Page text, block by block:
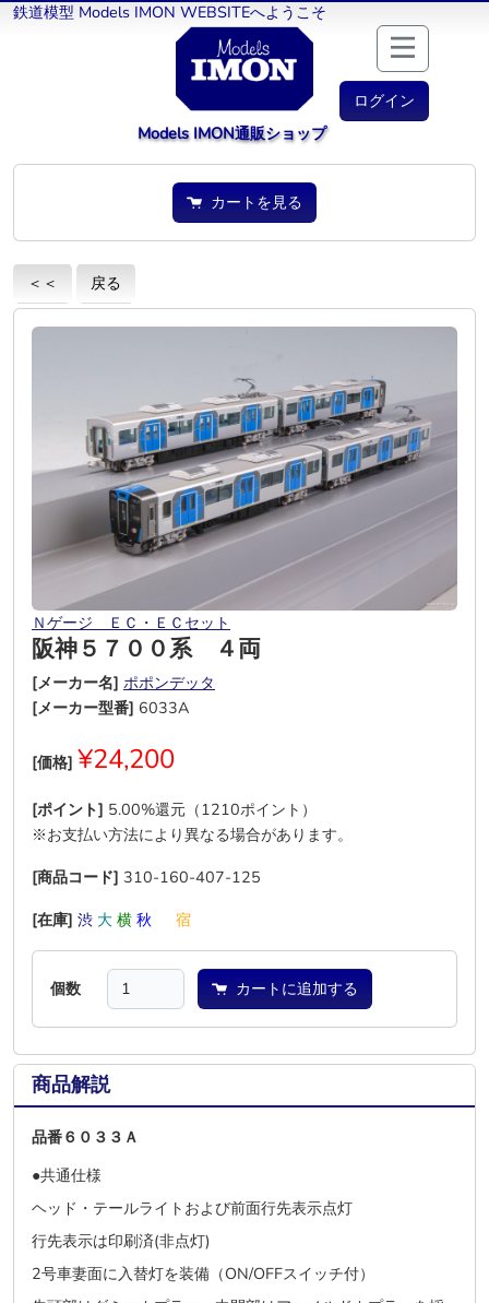
鉄道模型 Models IMON WEBSITEへようこそ
ログイン
Models IMON通販ショップ
カートを見る
＜＜ 戻る
Ｎゲージ ＥＣ・ＥＣセット
阪神５７００系 ４両
[メーカー名] ポポンデッタ
[メーカー型番] 6033A
[価格] ¥24,200
[ポイント] 5.00%還元（1210ポイント）
※お支払い方法により異なる場合があります。
[商品コード] 310-160-407-125
[在庫] 渋 大 横 秋 宿
個数 カートに追加する
商品解説
品番６０３３Ａ
●共通仕様
ヘッド・テールライトおよび前面行先表示点灯
行先表示は印刷済(非点灯)
2号車妻面に入替灯を装備（ON/OFFスイッチ付）